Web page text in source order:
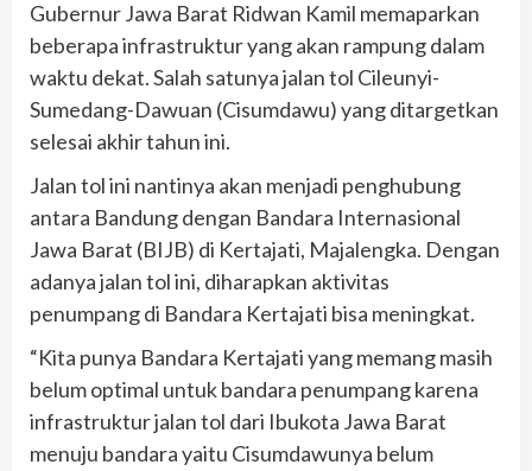
Gubernur Jawa Barat Ridwan Kamil memaparkan
beberapa infrastruktur yang akan rampung dalam
waktu dekat. Salah satunya jalan tol Cileunyi-
Sumedang-Dawuan (Cisumdawu) yang ditargetkan
selesai akhir tahun ini.
Jalan tol ini nantinya akan menjadi penghubung
antara Bandung dengan Bandara Internasional
Jawa Barat (BIJB) di Kertajati, Majalengka. Dengan
adanya jalan tol ini, diharapkan aktivitas
penumpang di Bandara Kertajati bisa meningkat.
“Kita punya Bandara Kertajati yang memang masih
belum optimal untuk bandara penumpang karena
infrastruktur jalan tol dari Ibukota Jawa Barat
menuju bandara yaitu Cisumdawunya belum